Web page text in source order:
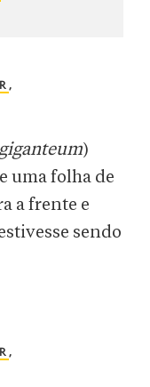
,
)
uma folha de
a frente e
sendo
,